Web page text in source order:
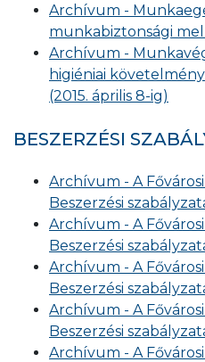
Archívum -
munkabiztonsági
Archívum -
higiéniai
(2015. április 8-ig)
BESZERZÉSI
Archívum - A
Beszerzési
Archívum - A
Beszerzési
Archívum - A
Beszerzési
Archívum - A
Beszerzési
Archívum - A